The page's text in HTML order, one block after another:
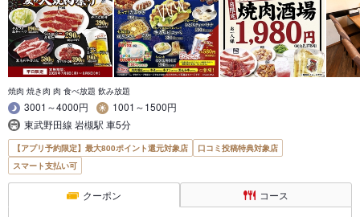
焼肉 焼き肉 肉 食べ放題 飲み放題
3001～4000円
1001～1500円
東武野田線 岩槻駅 車5分
【アプリ予約限定】最大800ポイント還元対象店
口コミ投稿特典対象店
スマート支払い可
クーポン コース